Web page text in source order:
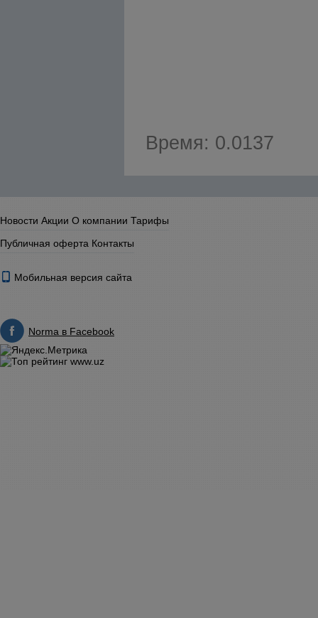
Время: 0.0137
Новости Акции О компании Тарифы
Публичная оферта Контакты
Мобильная версия сайта
Norma в Facebook